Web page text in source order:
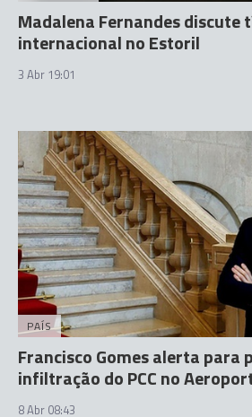
Madalena Fernandes discute
internacional no Estoril
3 Abr 19:01
PAÍS
Francisco Gomes alerta para
infiltração do PCC no
8 Abr 08:43